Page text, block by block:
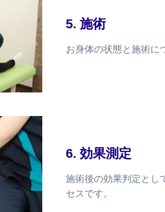
5. 施術
お身体の状態と施術に
6. 効果測定
施術後の効果判定とし
セスです。